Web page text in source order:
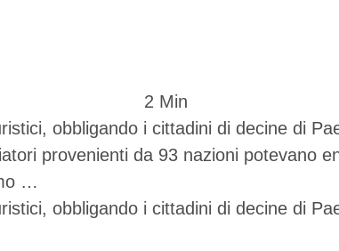
2 Min
obbligando i cittadini di decine di
provenienti da 93 nazioni potevano
…
obbligando i cittadini di decine di